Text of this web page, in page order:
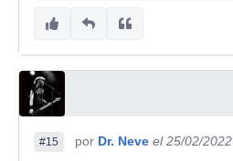
#15 por Dr. Neve el 25/02/2022